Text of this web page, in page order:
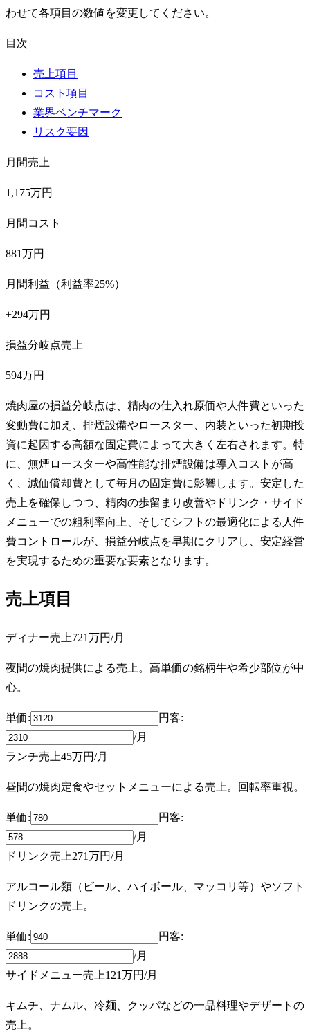
わせて各項目の数値を変更してください。
目次
売上項目
コスト項目
業界ベンチマーク
リスク要因
月間売上
1,175万円
月間コスト
881万円
月間利益（利益率25%）
+294万円
損益分岐点売上
594万円
焼肉屋の損益分岐点は、精肉の仕入れ原価や人件費といった
変動費に加え、排煙設備やロースター、内装といった初期投
資に起因する高額な固定費によって大きく左右されます。特
に、無煙ロースターや高性能な排煙設備は導入コストが高
く、減価償却費として毎月の固定費に影響します。安定した
売上を確保しつつ、精肉の歩留まり改善やドリンク・サイド
メニューでの粗利率向上、そしてシフトの最適化による人件
費コントロールが、損益分岐点を早期にクリアし、安定経営
を実現するための重要な要素となります。
売上項目
ディナー売上721万円/月
夜間の焼肉提供による売上。高単価の銘柄牛や希少部位が中
心。
単価: 円客:
/月
ランチ売上45万円/月
昼間の焼肉定食やセットメニューによる売上。回転率重視。
単価: 円客:
/月
ドリンク売上271万円/月
アルコール類（ビール、ハイボール、マッコリ等）やソフト
ドリンクの売上。
単価: 円客:
/月
サイドメニュー売上121万円/月
キムチ、ナムル、冷麺、クッパなどの一品料理やデザートの
売上。